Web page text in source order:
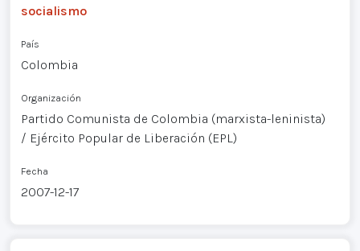
socialismo
País
Colombia
Organización
Partido Comunista de Colombia (marxista-leninista)
/ Ejército Popular de Liberación (EPL)
Fecha
2007-12-17